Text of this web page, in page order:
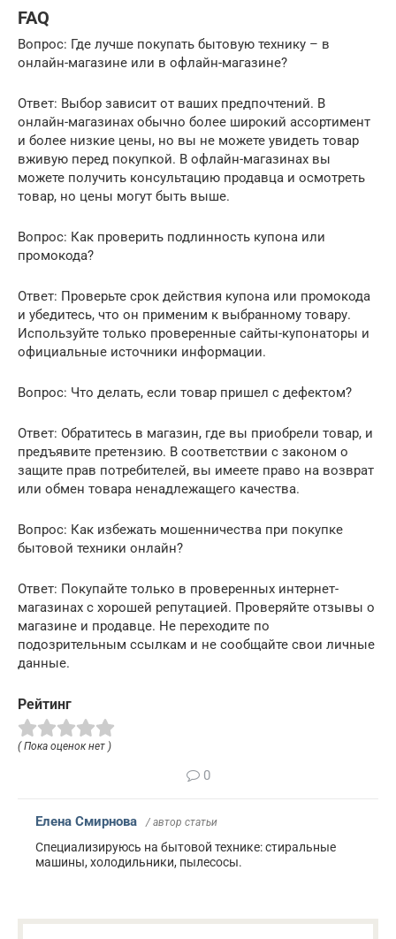
FAQ
Вопрос: Где лучше покупать бытовую технику – в
онлайн-магазине или в офлайн-магазине?
Ответ: Выбор зависит от ваших предпочтений. В
онлайн-магазинах обычно более широкий ассортимент
и более низкие цены, но вы не можете увидеть товар
вживую перед покупкой. В офлайн-магазинах вы
можете получить консультацию продавца и осмотреть
товар, но цены могут быть выше.
Вопрос: Как проверить подлинность купона или
промокода?
Ответ: Проверьте срок действия купона или промокода
и убедитесь, что он применим к выбранному товару.
Используйте только проверенные сайты-купонаторы и
официальные источники информации.
Вопрос: Что делать, если товар пришел с дефектом?
Ответ: Обратитесь в магазин, где вы приобрели товар, и
предъявите претензию. В соответствии с законом о
защите прав потребителей, вы имеете право на возврат
или обмен товара ненадлежащего качества.
Вопрос: Как избежать мошенничества при покупке
бытовой техники онлайн?
Ответ: Покупайте только в проверенных интернет-
магазинах с хорошей репутацией. Проверяйте отзывы о
магазине и продавце. Не переходите по
подозрительным ссылкам и не сообщайте свои личные
данные.
Рейтинг
( Пока оценок нет )
0
Елена Смирнова / автор статьи
Специализируюсь на бытовой технике: стиральные
машины, холодильники, пылесосы.